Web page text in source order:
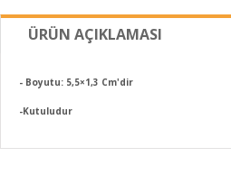
ÜRÜN AÇIKLAMASI
- Boyutu: 5,5×1,3 Cm'dir
-Kutuludur